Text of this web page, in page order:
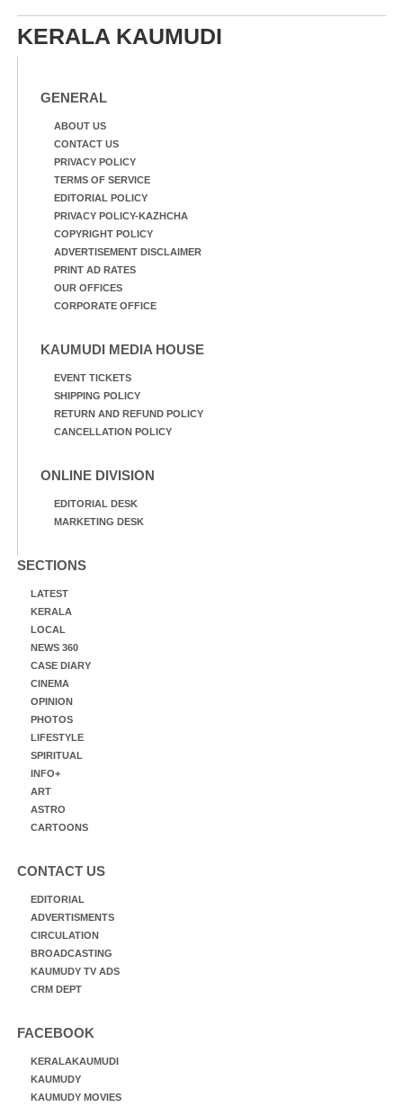
വയറിന്റെ ആന്തൽ മറന്ന്
ജീവന് വേണ്ടിയായി ഓട്ടം.
വാത്തുരുത്തിയിൽ
KERALA KAUMUDI
GENERAL
ABOUT US
CONTACT US
PRIVACY POLICY
TERMS OF SERVICE
EDITORIAL POLICY
PRIVACY POLICY-KAZHCHA
COPYRIGHT POLICY
ADVERTISEMENT DISCLAIMER
PRINT AD RATES
OUR OFFICES
CORPORATE OFFICE
KAUMUDI MEDIA HOUSE
EVENT TICKETS
SHIPPING POLICY
RETURN AND REFUND POLICY
CANCELLATION POLICY
ONLINE DIVISION
EDITORIAL DESK
MARKETING DESK
SECTIONS
LATEST
KERALA
LOCAL
NEWS 360
CASE DIARY
CINEMA
OPINION
PHOTOS
LIFESTYLE
SPIRITUAL
INFO+
ART
ASTRO
CARTOONS
CONTACT US
EDITORIAL
ADVERTISMENTS
CIRCULATION
BROADCASTING
KAUMUDY TV ADS
CRM DEPT
FACEBOOK
KERALAKAUMUDI
KAUMUDY
KAUMUDY MOVIES